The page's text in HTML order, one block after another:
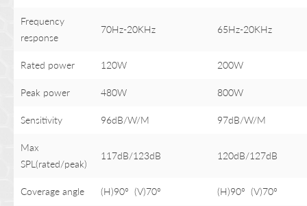
Frequency
response
70Hz-20KHz 65Hz-20KHz
Rated power 120W 200W
Peak power 480W 800W
Sensitivity 96dB/W/M 97dB/W/M
Max
SPL(rated/peak)
117dB/123dB 120dB/127dB
Coverage angle (H)90° (V)70° (H)90° (V)70°